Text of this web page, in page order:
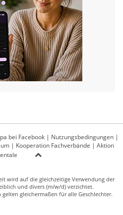
bei Facebook | Nutzungsbedingungen |
| Kooperation Fachverbände | Aktion
wird auf die gleichzeitige Verwendung der
und divers (m/w/d) verzichtet.
gleichermaßen für alle Geschlechter.